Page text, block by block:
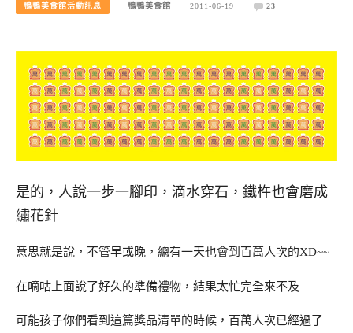
鴨鴨美食館活動訊息 鴨鴨美食館 2011-06-19 23
是的，人說一步一腳印，滴水穿石，鐵杵也會磨成
繡花針
意思就是說，不管早或晚，總有一天也會到百萬人次的XD~~
在嘀咕上面說了好久的準備禮物，結果太忙完全來不及
可能孩子你們看到這篇獎品清單的時候，百萬人次已經過了